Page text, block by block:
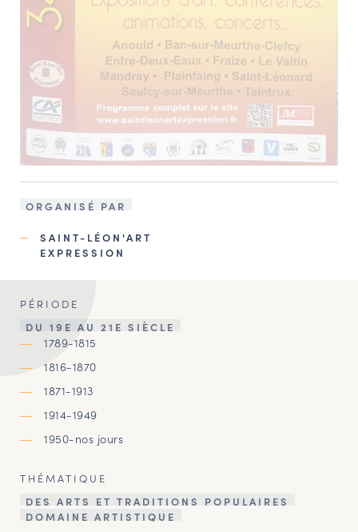
ORGANISÉ PAR
SAINT-LÉON'ART
EXPRESSION
PÉRIODE
DU 19E AU 21E SIÈCLE
1789-1815
1816-1870
1871-1913
1914-1949
1950-nos jours
THÉMATIQUE
DES ARTS ET TRADITIONS POPULAIRES
DOMAINE ARTISTIQUE